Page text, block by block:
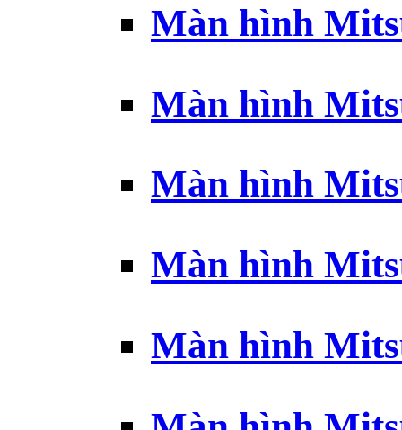
Màn hình
Màn hình
Màn hình
Màn hình
Màn hình